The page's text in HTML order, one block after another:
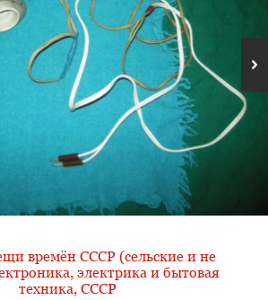
времён СССР (сельские и не
электрика и бытовая
техника, СССР